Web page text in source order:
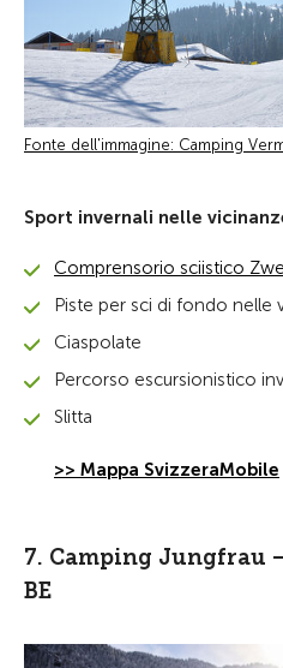
Fonte dell'immagine: Camping
Sport invernali nelle
Comprensorio sciistico
Piste per sci di fondo nelle
Ciaspolate
Percorso escursionistico
Slitta
>> Mappa SvizzeraMobile
7. Camping Jungfrau
BE